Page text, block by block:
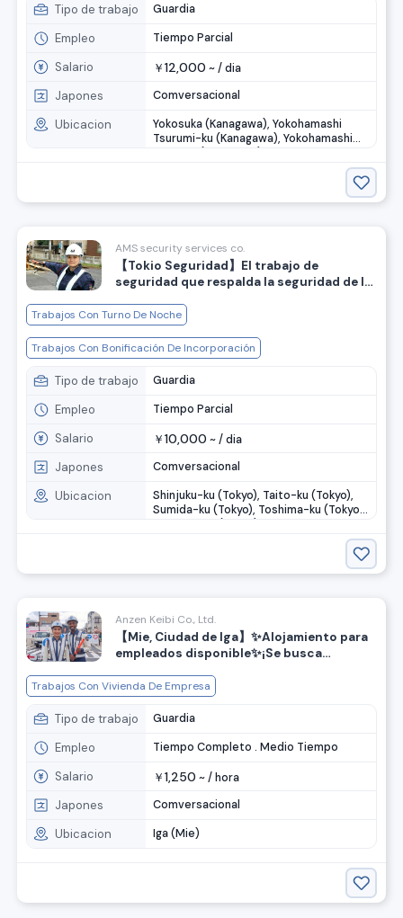
Tipo de trabajo Guardia
Empleo Tiempo Parcial
Salario ￥12,000 ~ /dia
Japones Comversacional
Ubicacion
Yokosuka (Kanagawa), Yokohamashi
Tsurumi-ku (Kanagawa), Yokohamashi
Nishi-ku (Kanagawa), Yokohamashi
Kanazawa-ku (Kanagawa), Kawasakishi
AMS security services co.
【Tokio Seguridad】El trabajo de
seguridad que respalda la seguridad de la
Trabajos Con Turno De Noche
Trabajos Con Bonificación De Incorporación
Tipo de trabajo Guardia
Empleo Tiempo Parcial
Salario ￥10,000 ~ /dia
Japones Comversacional
Ubicacion
Shinjuku-ku (Tokyo), Taito-ku (Tokyo),
Sumida-ku (Tokyo), Toshima-ku (Tokyo),
Arakawa-ku (Tokyo), ....
Anzen Keibi Co., Ltd.
【Mie, Ciudad de Iga】✨Alojamiento para
empleados disponible✨¡Se busca
Trabajos Con Vivienda De Empresa
Tipo de trabajo Guardia
Empleo Tiempo Completo . Medio Tiempo
Salario ￥1,250 ~ /hora
Japones Comversacional
Ubicacion Iga (Mie)